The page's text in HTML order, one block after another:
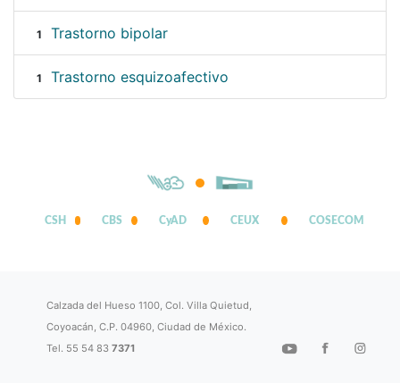
1 Trastorno bipolar
1 Trastorno esquizoafectivo
CSH CBS CyAD CEUX COSECOM
Calzada del Hueso 1100, Col. Villa Quietud,
Coyoacán, C.P. 04960, Ciudad de México.
Tel. 55 54 837371